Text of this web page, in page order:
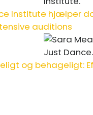
Institute hjælper
auditions
og behageligt: